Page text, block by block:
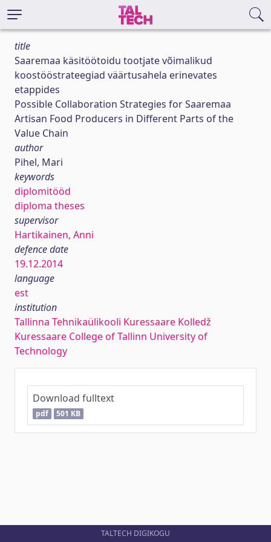
title
Saaremaa käsitöötoidu tootjate võimalikud
koostööstrateegiad väärtusahela erinevates
etappides
Possible Collaboration Strategies for Saaremaa
Artisan Food Producers in Different Parts of the
Value Chain
author
Pihel, Mari
keywords
diplomitööd
diploma theses
supervisor
Hartikainen, Anni
defence date
19.12.2014
language
est
institution
Tallinna Tehnikaülikooli Kuressaare Kolledž
Kuressaare College of Tallinn University of
Technology
Download fulltext
pdf 501 KB
TALTECH DIGIKOGU